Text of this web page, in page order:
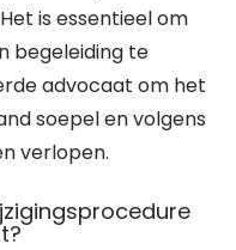
is essentieel om
begeleiding te
advocaat om het
soepel en volgens
verlopen.